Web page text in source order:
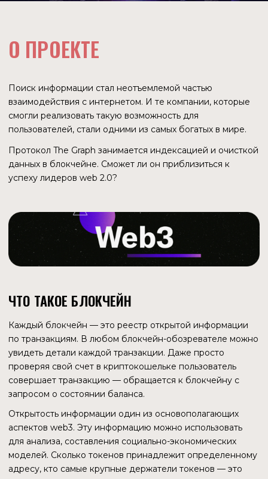
успеху лидеров web 2.0?
ЧТО РЕШАЕТ THE GRAPH
С помощью Thе Graph такого рода задачи становятся
простыми. Это децентрализованный протокол, который
может быстро извлекать информацию из реестра
публичного блокчейна. Для этого используются
подграфы — открытые API, протоколы, которые
позволяют использовать функции или данные из одного
приложения в другом.
Пример API — использование Google Карт в интерфейсе
ЧТО ТАКОЕ БЛОКЧЕЙН
Каждый блокчейн — это реестр открытой информации
по транзакциям. В любом блокчейн-обозревателе можно
увидеть детали каждой транзакции. Даже просто
проверяя свой счет в криптокошельке пользователь
совершает транзакцию — обращается к блокчейну с
аспектов web3. Эту информацию можно использовать
для анализа, составления социально-экономических
моделей. Сколько токенов принадлежит определенному
адресу, кто самые крупные держатели токенов — это
простые запросы, ответы на которые просто получить
напрямую из обозревателя, например, Etherscan. Но
реестру блокчейна. Допустим, нужно узнать, кто
является владельцем токенов из NFT-коллекции,
пригодится протокол, который умеет эффективно искать,
индексировать и агрегировать информацию из
блокчейнов.